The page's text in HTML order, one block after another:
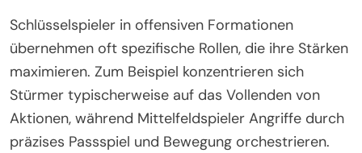
Schlüsselspieler in offensiven Formationen
übernehmen oft spezifische Rollen, die ihre Stärken
maximieren. Zum Beispiel konzentrieren sich
Stürmer typischerweise auf das Vollenden von
Aktionen, während Mittelfeldspieler Angriffe durch
präzises Passspiel und Bewegung orchestrieren.